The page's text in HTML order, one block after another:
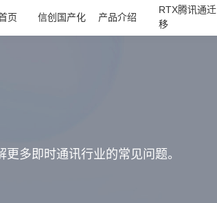
页 信创国产化 产品介绍
RTX腾讯通迁
移
多即时通讯行业的常见问题。